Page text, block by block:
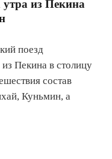
утра из Пекина
поезд
из Пекина в столицу
состав
Куньмин, а